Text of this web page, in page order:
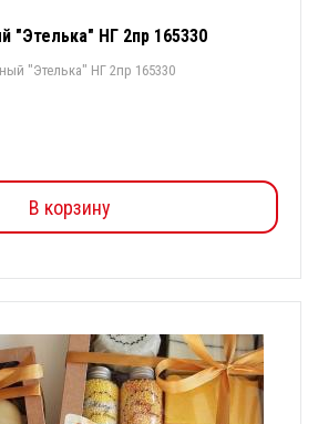
"Этелька" НГ 2пр 165330
"Этелька" НГ 2пр 165330
В корзину